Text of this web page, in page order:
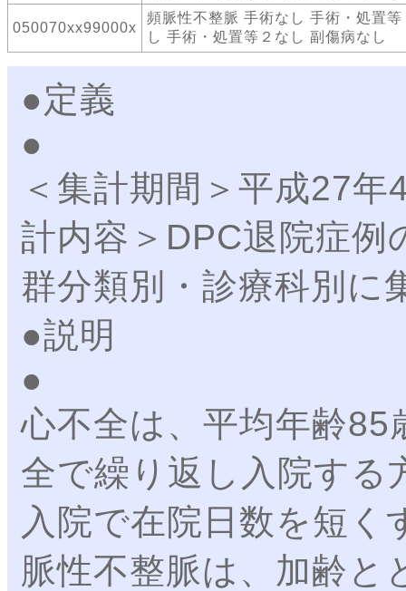
050070xx99000x
頻脈性不整脈 手術なし 手術・処置等
し 手術・処置等２なし 副傷病なし
●定義
＜集計期間＞平成27
計内容＞DPC退院症
群分類別・診療科別に
●説明
心不全は、平均年齢85
全で繰り返し入院する
入院で在院日数を短
脈性不整脈は、加齢と